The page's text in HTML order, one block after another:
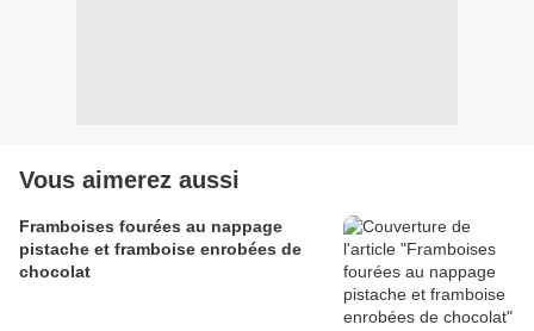
Vous aimerez aussi
Framboises fourées au nappage
pistache et framboise enrobées de
chocolat